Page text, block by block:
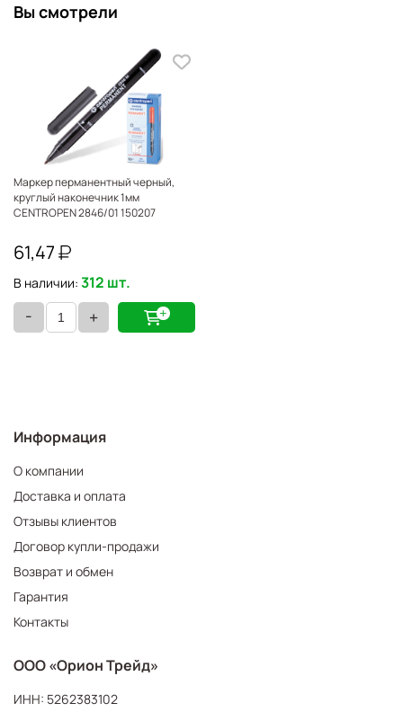
Вы смотрели
Маркер перманентный черный,
круглый наконечник 1мм
CENTROPEN 2846/01 150207
61,47
В наличии: 312 шт.
- +
Информация
О компании
Доставка и оплата
Отзывы клиентов
Договор купли-продажи
Возврат и обмен
Гарантия
Контакты
ООО «Орион Трейд»
ИНН: 5262383102